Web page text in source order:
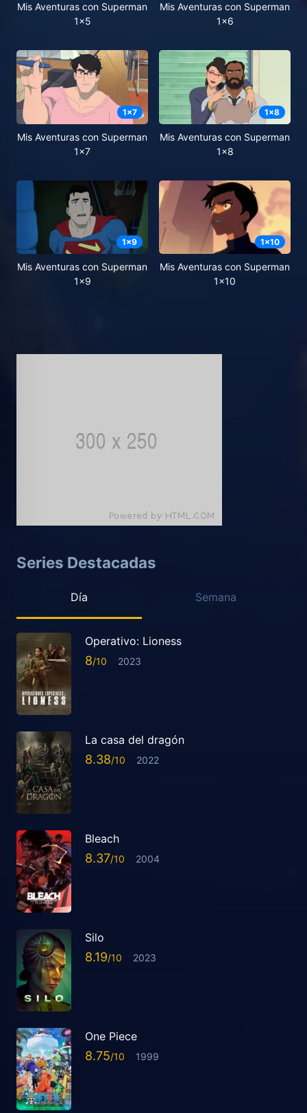
Mis Aventuras con Superman
1x5
Mis Aventuras con Superman
1x6
1x7
Mis Aventuras con Superman
1x7
1x8
Mis Aventuras con Superman
1x8
1x9
Mis Aventuras con Superman
1x9
1x10
Mis Aventuras con Superman
1x10
Series Destacadas
Día Semana
Operativo: Lioness
8 2023
La casa del dragón
8.38 2022
Bleach
8.37 2004
Silo
8.19 2023
One Piece
8.75 1999